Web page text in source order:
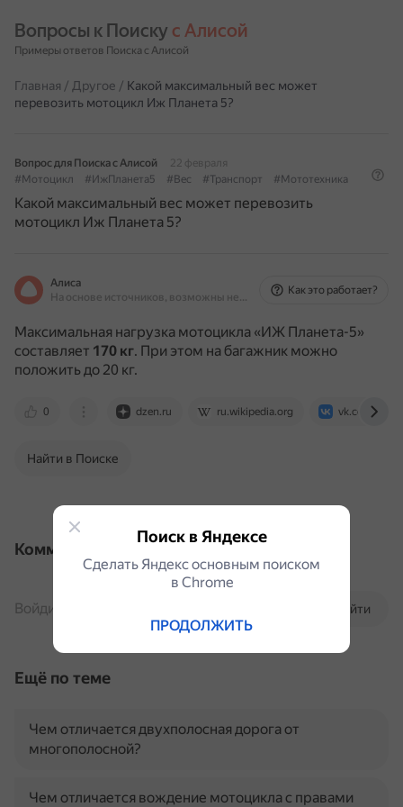
Вопросы к Поиску с Алисой
Примеры ответов Поиска с Алисой
Главная / Другое / Какой максимальный вес может
перевозить мотоцикл Иж Планета 5?
Вопрос для Поиска с Алисой
22 февраля
#Мотоцикл
#ИжПланета5 #Вес #Транспорт #Мототехника
Какой максимальный вес может перевозить
мотоцикл Иж Планета 5?
Алиса
На основе источников, возможны неточности
Как это работает?
Максимальная нагрузка мотоцикла «ИЖ Планета-5»
составляет 170 кг. При этом на багажник можно
положить до 20 кг.
0 dzen.ru ru.wikipedia.org vk.com
Найти в Поиске
Комментарии
Войти
Войдите, чтобы комментировать
Ещё по теме
Чем отличается двухполосная дорога от
многополосной?
Чем отличается вождение мотоцикла с правами
Поиск в Яндексе
Сделать Яндекс основным поиском
в Сhrome
ПРОДОЛЖИТЬ